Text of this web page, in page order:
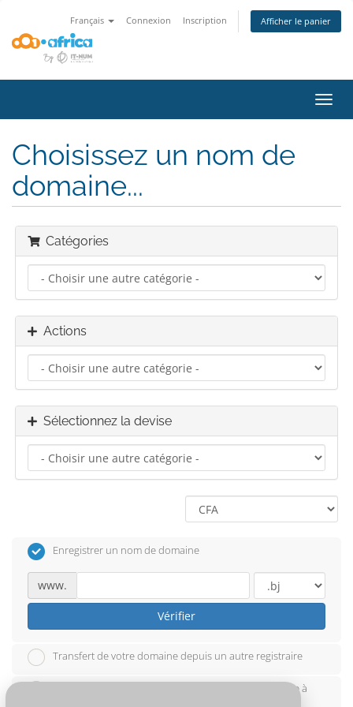
Français Connexion Inscription Afficher le panier
la
Choisissez un nom de
domaine...
Catégories
Actions
Sélectionnez la devise
Enregistrer un nom de domaine
www.
Vérifier
Transfert de votre domaine depuis un autre registraire
Je vais utiliser mon nom de domaine existant et mettre à